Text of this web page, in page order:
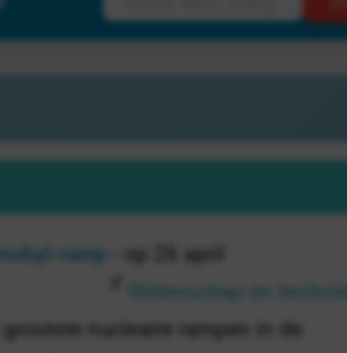
ramp
- op 26 april
Wetenschap en techniek
nucleaire rampen in de